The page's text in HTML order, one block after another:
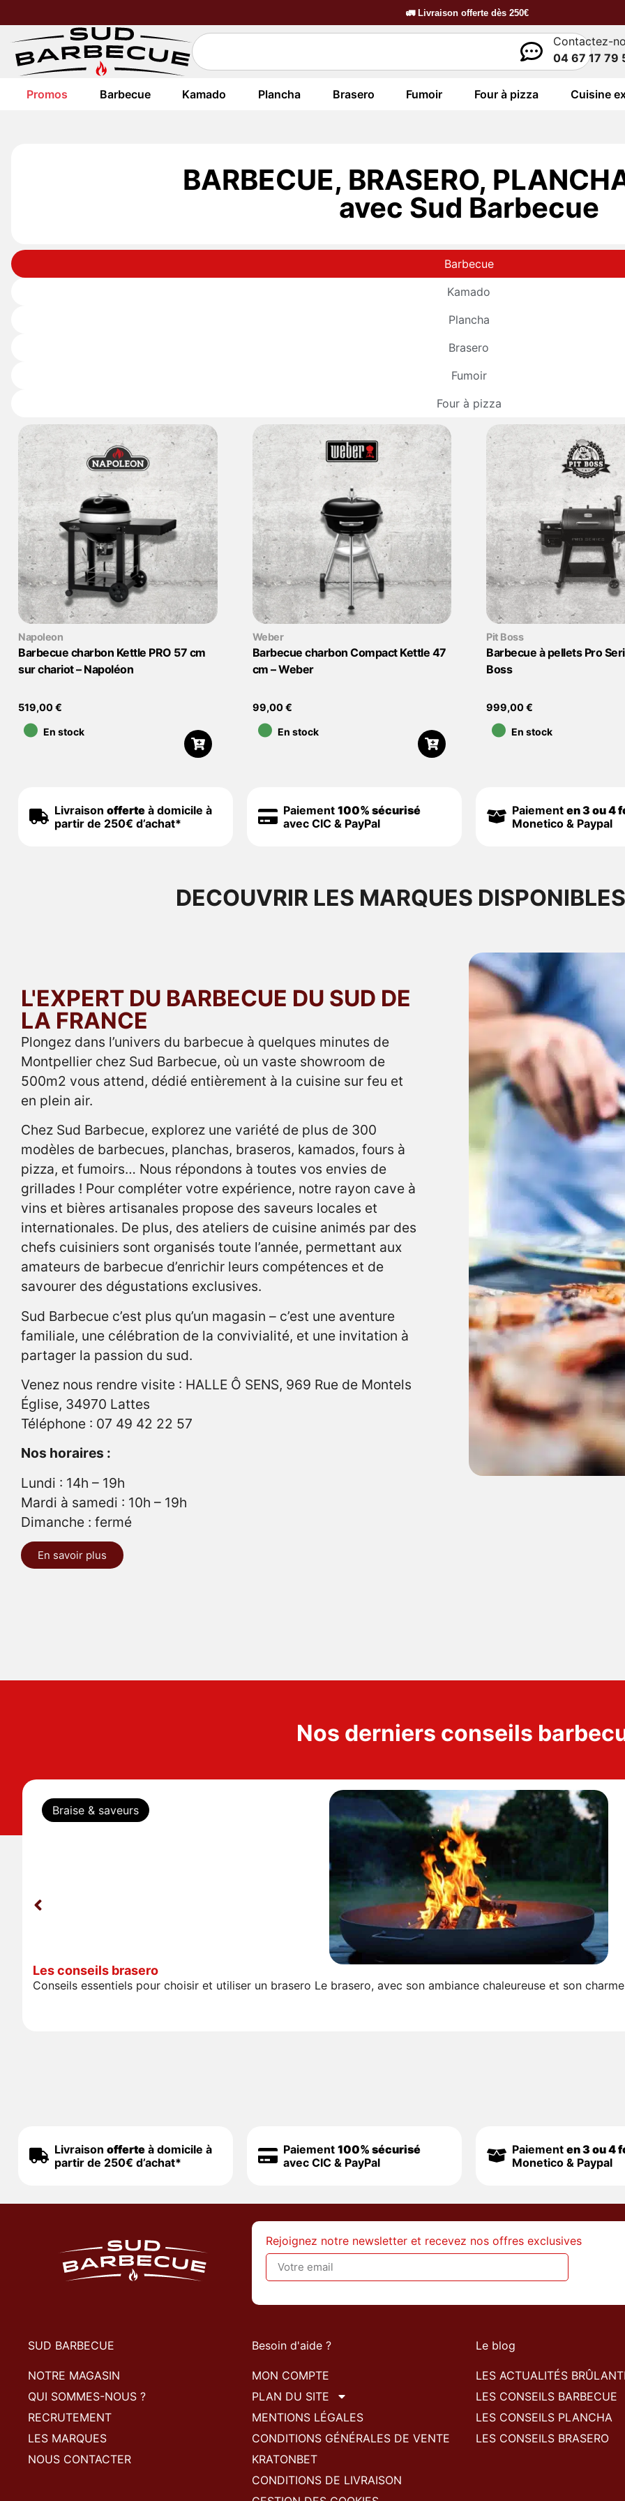
🚛 Livraison offerte dès 250€
Contactez-
04 67 17 79
Promos Barbecue Kamado Plancha Brasero Fumoir Four à pizza Cuisine
BARBECUE, BRASERO,
avec Sud Barbecue
Barbecue
Kamado
Plancha
Brasero
Fumoir
Four à pizza
Napoleon
Barbecue charbon Kettle PRO 57 cm
sur chariot – Napoléon
519,00€
•En stock
Weber
Barbecue charbon Compact Kettle 47
cm – Weber
99,00€
•En stock
Pit Boss
Barbecue à pellets Pro
Boss
999,00€
•En stock
Livraison offerte à domicile à
partir de 250€ d’achat*
Paiement 100% sécurisé
avec CIC & PayPal
Paiement en 3 ou 4
Monetico & Paypal
DECOUVRIR LES MARQUES
L'EXPERT DU BARBECUE DU SUD DE
LA FRANCE
Plongez dans l’univers du barbecue à quelques minutes de
Montpellier chez Sud Barbecue, où un vaste showroom de
500m2 vous attend, dédié entièrement à la cuisine sur feu et
en plein air.
Chez Sud Barbecue, explorez une variété de plus de 300
modèles de barbecues, planchas, braseros, kamados, fours à
pizza, et fumoirs… Nous répondons à toutes vos envies de
grillades ! Pour compléter votre expérience, notre rayon cave à
vins et bières artisanales propose des saveurs locales et
internationales. De plus, des ateliers de cuisine animés par des
chefs cuisiniers sont organisés toute l’année, permettant aux
amateurs de barbecue d’enrichir leurs compétences et de
savourer des dégustations exclusives.
Sud Barbecue c’est plus qu’un magasin – c’est une aventure
familiale, une célébration de la convivialité, et une invitation à
partager la passion du sud.
Venez nous rendre visite : HALLE Ô SENS, 969 Rue de Montels
Église, 34970 Lattes
Téléphone : 07 49 42 22 57
Nos horaires :
Lundi : 14h – 19h
Mardi à samedi : 10h – 19h
Dimanche : fermé
En savoir plus
Nos derniers conseils
Braise & saveurs
Les conseils brasero
Conseils essentiels pour choisir et utiliser un brasero Le brasero, avec son ambiance chaleureuse et son
Livraison offerte à domicile à
partir de 250€ d’achat*
Paiement 100% sécurisé
avec CIC & PayPal
Paiement en 3 ou 4
Monetico & Paypal
Rejoignez notre newsletter et recevez nos offres exclusives
SUD BARBECUE
NOTRE MAGASIN
QUI SOMMES-NOUS ?
RECRUTEMENT
LES MARQUES
NOUS CONTACTER
Besoin d'aide ?
MON COMPTE
PLAN DU SITE
MENTIONS LÉGALES
CONDITIONS GÉNÉRALES DE VENTE
KRATONBET
CONDITIONS DE LIVRAISON
Le blog
LES ACTUALITÉS
LES CONSEILS BARBECUE
LES CONSEILS PLANCHA
LES CONSEILS BRASERO